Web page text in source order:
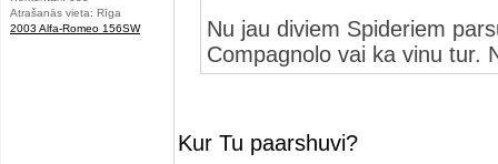
Atrašanās vieta: Rīga
2003 Alfa-Romeo 156SW
Nu jau diviem Spideriem
Compagnolo vai ka vinu tur.
Kur Tu paarshuvi?